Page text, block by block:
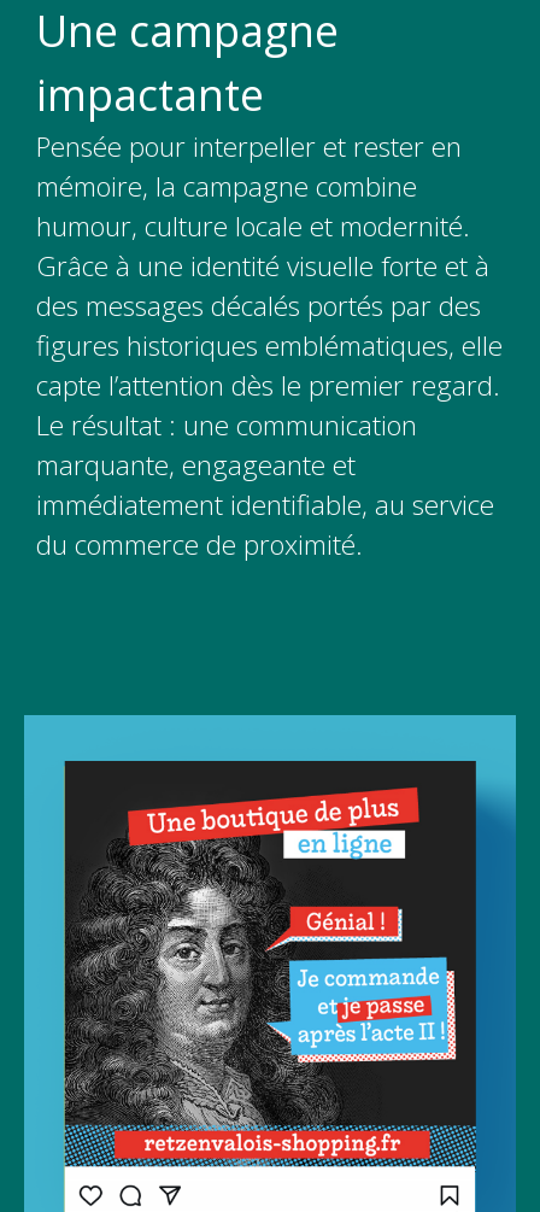
Une campagne
impactante
Pensée pour interpeller et rester en
mémoire, la campagne combine
humour, culture locale et modernité.
Grâce à une identité visuelle forte et à
des messages décalés portés par des
figures historiques emblématiques, elle
capte l’attention dès le premier regard.
Le résultat : une communication
marquante, engageante et
immédiatement identifiable, au service
du commerce de proximité.